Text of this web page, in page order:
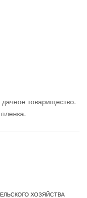
товарищество.
ХОЗЯЙСТВА